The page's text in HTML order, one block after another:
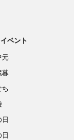
ベント
元
暮
ち
日
日